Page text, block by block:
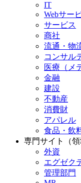
IT
Webサー
サービス
商社
流通・物
コンサル
医療（メ
金融
建設
不動産
消費財
アパレル
食品・飲
専門サイト（領
外資
エグゼク
管理部門